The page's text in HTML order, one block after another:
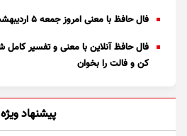
فال حافظ با معنی امروز جمعه ۵ اردیبهشت ۱۴۰۴
کن و فالت را بخوان
پیشنهاد ویژه